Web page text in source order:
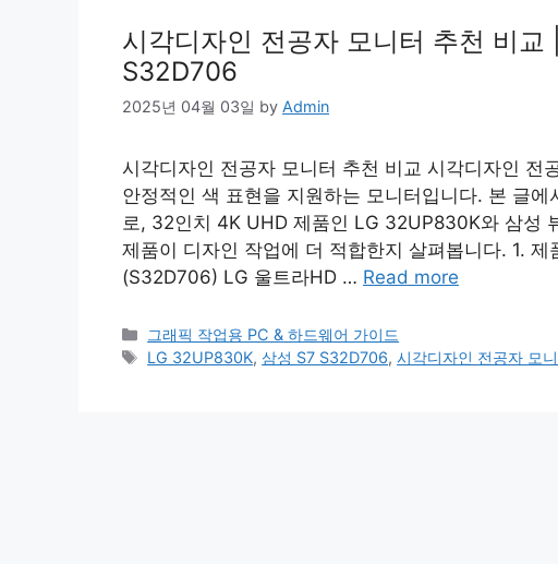
시각디자인 전공자 모니터 추천 비
S32D706
2025년 04월 03일 by Admin
시각디자인 전공자 모니터 추천 비교 시각디자인 전
안정적인 색 표현을 지원하는 모니터입니다. 본 글
로, 32인치 4K UHD 제품인 LG 32UP830K와 삼성
제품이 디자인 작업에 더 적합한지 살펴봅니다. 1.
(S32D706) LG 울트라HD … Read more
Categories
그래픽 작업용 PC & 하드웨어 가이드
Tags
LG 32UP830K,삼성 S7 S32D706,시각디자인 전공자 모